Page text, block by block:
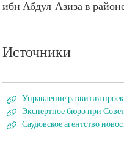
ибн Абдул-Азиза в
Источники
Управление развития
Экспертное бюро при
Саудовское агентство